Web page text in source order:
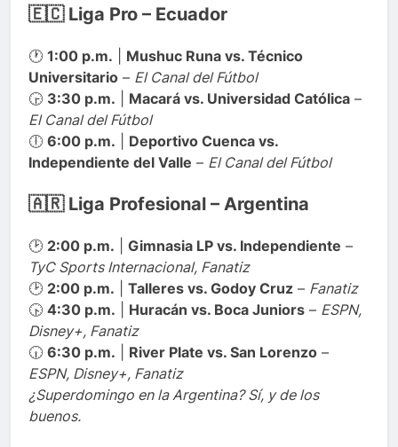
🇪🇨 Liga Pro – Ecuador
🕐 1:00 p.m.
Mushuc Runa vs. Técnico
Universitario – El Canal del Fútbol
🕞 3:30 p.m. Macará vs. Universidad Católica –
El Canal del Fútbol
🕕 6:00 p.m.
Deportivo Cuenca vs.
Independiente del Valle – El Canal del Fútbol
🇦🇷 Liga Profesional – Argentina
🕑 2:00 p.m. Gimnasia LP vs. Independiente –
TyC Sports Internacional, Fanatiz
🕑 2:00 p.m. Talleres vs. Godoy Cruz – Fanatiz
🕟 4:30 p.m. Huracán vs. Boca Juniors – ESPN,
Disney+, Fanatiz
🕡 6:30 p.m. River Plate vs. San Lorenzo –
ESPN, Disney+, Fanatiz
¿Superdomingo en la Argentina? Sí, y de los
buenos.